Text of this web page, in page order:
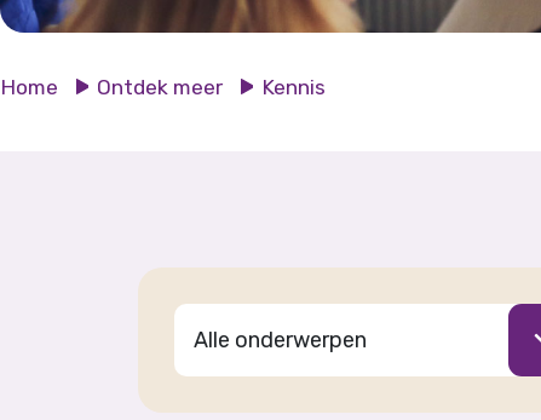
Home Ontdek meer Kennis